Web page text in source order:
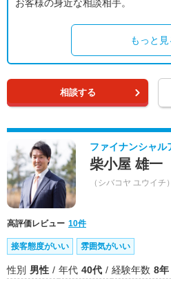
お客様の身近な相談相手。
もっと見
相談する
ファイナンシャル
柴小屋 雄一
（シバコヤ ユウイチ）
高評価レビュー 10件
接客態度がいい 雰囲気がいい
性別 男性 年代 40代 経験年数 8年